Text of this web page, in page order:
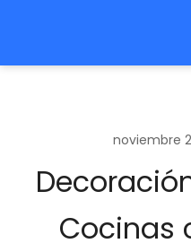
noviembre
Cocinas